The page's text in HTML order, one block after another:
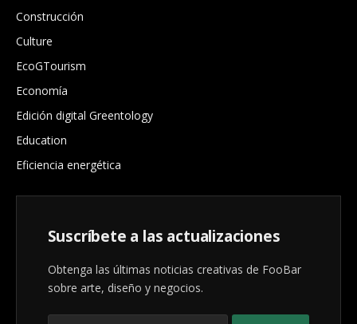
Construcción
Culture
EcoGTourism
Economía
Edición digital Greentology
Education
Eficiencia energética
Suscríbete a las actualizaciones
Obtenga las últimas noticias creativas de FooBar
sobre arte, diseño y negocios.